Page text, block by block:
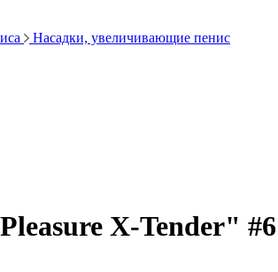
Насадки, увеличивающие пенис
X-Tender"